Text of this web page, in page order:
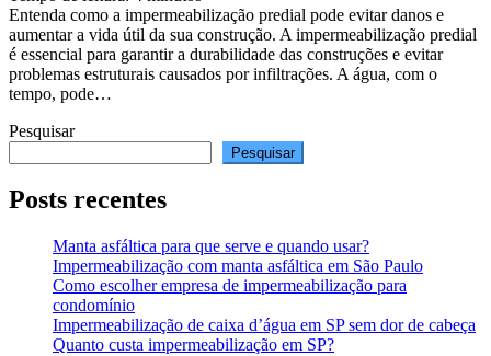
Entenda como a impermeabilização predial pode evitar danos e
aumentar a vida útil da sua construção. A impermeabilização predial
é essencial para garantir a durabilidade das construções e evitar
problemas estruturais causados por infiltrações. A água, com o
tempo, pode…
Pesquisar
Pesquisar
Posts recentes
Manta asfáltica para que serve e quando usar?
Impermeabilização com manta asfáltica em São Paulo
Como escolher empresa de impermeabilização para
condomínio
Impermeabilização de caixa d’água em SP sem dor de cabeça
Quanto custa impermeabilização em SP?